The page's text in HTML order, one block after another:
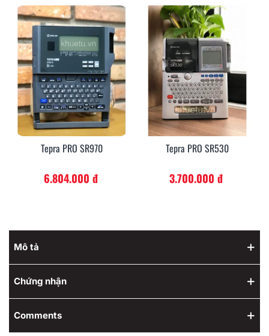
Tepra PRO SR970
6.804.000 đ
Tepra PRO SR530
3.700.000 đ
Mô tả
Chứng nhận
Comments